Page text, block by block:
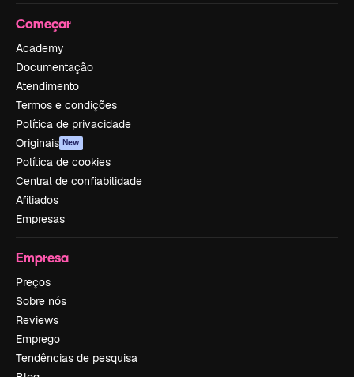
Começar
Academy
Documentação
Atendimento
Termos e condições
Política de privacidade
Originais New
Política de cookies
Central de confiabilidade
Afiliados
Empresas
Empresa
Preços
Sobre nós
Reviews
Emprego
Tendências de pesquisa